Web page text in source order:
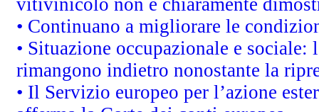
vitivinicolo non è chiaramente
• Continuano a migliorare le
• Situazione occupazionale e
rimangono indietro nonostante la
• Il Servizio europeo per l’azione